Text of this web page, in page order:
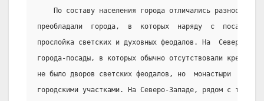
По составу населения города отличались
преобладали  города,  в  которых  наряду  с  посадским
прослойка светских и духовных феодалов. На  Севере
города-посады, в которых обычно отсутствовали
не было дворов светских феодалов, но  монастыри  и
городскими участками. На Северо-Западе, рядом с